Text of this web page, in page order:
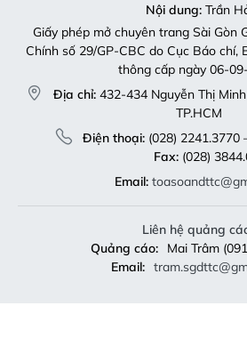
Nội dung:Trần
Giấy phép mở chuyên trang Sài Gòn
Chính số 29/GP-CBC do Cục Báo chí,
thông cấp ngày 06-
Địa chỉ: 432-434 Nguyễn Thị
TP.HCM
Điện thoại:(028) 2241.3770
Fax:(028)
Email:
Liên hệ quảng
Quảng cáo:
Mai Trâm
Email: